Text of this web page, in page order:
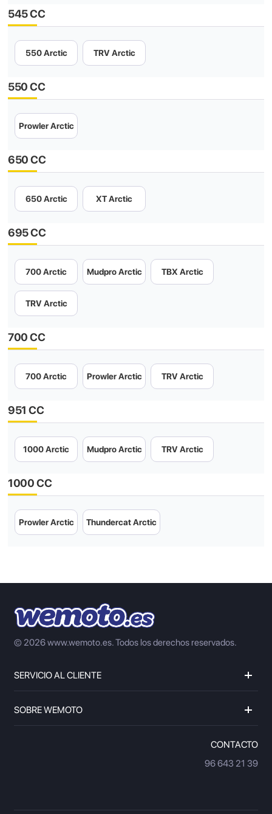
545 CC
550 Arctic TRV Arctic
550 CC
Prowler Arctic
650 CC
650 Arctic XT Arctic
695 CC
700 Arctic Mudpro Arctic TBX Arctic
TRV Arctic
700 CC
700 Arctic Prowler Arctic TRV Arctic
951 CC
1000 Arctic Mudpro Arctic TRV Arctic
1000 CC
Prowler Arctic Thundercat Arctic
© 2026 www.wemoto.es.Todos los derechos reservados.
SERVICIO AL CLIENTE
SOBRE WEMOTO
CONTACTO
96 643 21 39